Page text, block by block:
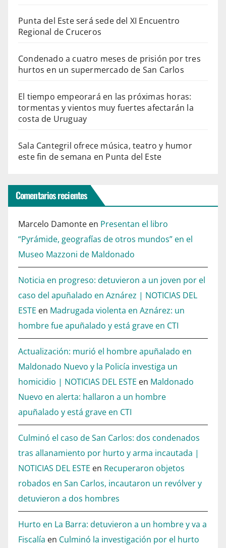
Punta del Este será sede del XI Encuentro
Regional de Cruceros
Condenado a cuatro meses de prisión por tres
hurtos en un supermercado de San Carlos
El tiempo empeorará en las próximas horas:
tormentas y vientos muy fuertes afectarán la
costa de Uruguay
Sala Cantegril ofrece música, teatro y humor
este fin de semana en Punta del Este
Comentarios recientes
Marcelo Damonte en Presentan el libro
“Pyrámide, geografías de otros mundos” en el
Museo Mazzoni de Maldonado
Noticia en progreso: detuvieron a un joven por el
caso del apuñalado en Aznárez | NOTICIAS DEL
ESTE en Madrugada violenta en Aznárez: un
hombre fue apuñalado y está grave en CTI
Actualización: murió el hombre apuñalado en
Maldonado Nuevo y la Policía investiga un
homicidio | NOTICIAS DEL ESTE en Maldonado
Nuevo en alerta: hallaron a un hombre
apuñalado y está grave en CTI
Culminó el caso de San Carlos: dos condenados
tras allanamiento por hurto y arma incautada |
NOTICIAS DEL ESTE en Recuperaron objetos
robados en San Carlos, incautaron un revólver y
detuvieron a dos hombres
Hurto en La Barra: detuvieron a un hombre y va a
Fiscalía en Culminó la investigación por el hurto